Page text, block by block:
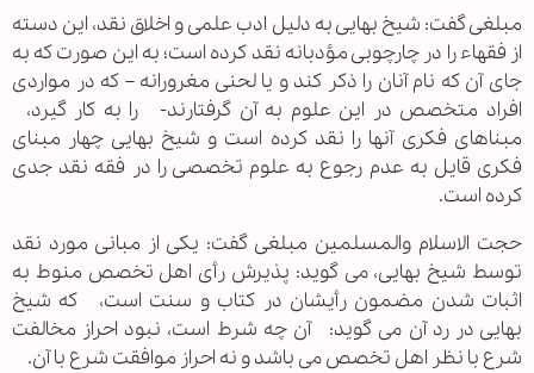
مبلغی گفت: شیخ بهایی به دلیل ادب علمی و اخلاق نقد، این دسته
از فقهاء را در چارچوبی مؤدبانه نقد کرده است؛ به این صورت که به
جای آن که نام آنان را ذکر کند و یا لحنی مغرورانه – که در مواردی
افراد متخصص در این علوم به آن گرفتارند- را به کار گیرد،
مبناهای فکری آنها را نقد کرده است و شیخ بهایی چهار مبنای
فکری قایل به عدم رجوع به علوم تخصصی را در فقه نقد جدی
کرده است.
حجت الاسلام والمسلمین مبلغی گفت: یکی از مبانی مورد نقد
توسط شیخ بهایی، می گوید: پذیرش رأی اهل تخصص منوط به
اثبات شدن مضمون رأیشان در کتاب و سنت است، که شیخ
بهایی در رد آن می گوید: آن چه شرط است، نبود احراز مخالفت
شرع با نظر اهل تخصص می باشد و نه احراز موافقت شرع با آن.